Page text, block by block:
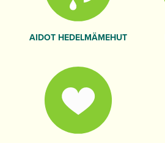
AIDOT HEDELMÄMEHUT